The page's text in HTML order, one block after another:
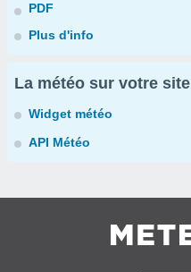
PDF
Plus d'info
La météo sur votre site
Widget météo
API Météo